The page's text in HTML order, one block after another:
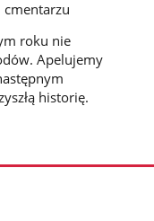
roku nie
Apelujemy
historię.